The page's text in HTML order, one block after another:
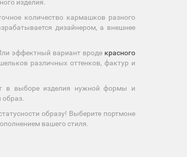
изделия.
количество кармашков разного
дизайнером, а внешнее
эффектный вариант вроде красного
различных оттенков, фактур и
в выборе изделия нужной формы и
образ.
образу! Выберите портмоне
вашего стиля.